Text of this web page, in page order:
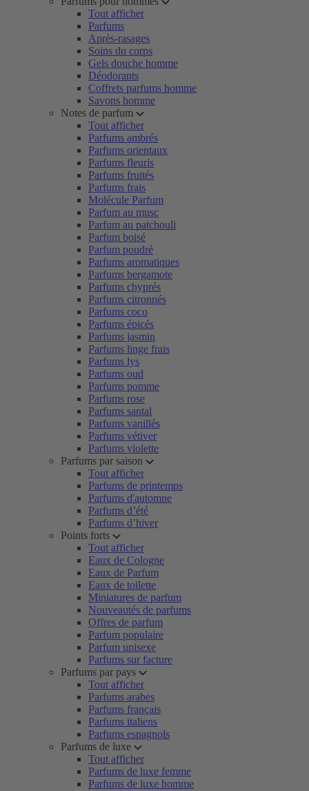
Tout afficher
Parfums
Après-rasages
Soins du corps
Gels douche homme
Déodorants
Coffrets parfums homme
Savons homme
Notes de parfum
Tout afficher
Parfums ambrés
Parfums orientaux
Parfums fleuris
Parfums fruités
Parfums frais
Molécule Parfum
Parfum au musc
Parfum au patchouli
Parfum boisé
Parfum poudré
Parfums aromatiques
Parfums bergamote
Parfums chyprés
Parfums citronnés
Parfums coco
Parfums épicés
Parfums jasmin
Parfums linge frais
Parfums lys
Parfums oud
Parfums pomme
Parfums rose
Parfums santal
Parfums vanillés
Parfums vétiver
Parfums violette
Parfums par saison
Tout afficher
Parfums de printemps
Parfums d'automne
Parfums d’été
Parfums d’hiver
Points forts
Tout afficher
Eaux de Cologne
Eaux de Parfum
Eaux de toilette
Miniatures de parfum
Nouveautés de parfums
Offres de parfum
Parfum populaire
Parfum unisexe
Parfums sur facture
Parfums par pays
Tout afficher
Parfums arabes
Parfums français
Parfums italiens
Parfums espagnols
Parfums de luxe
Tout afficher
Parfums de luxe femme
Parfums de luxe homme